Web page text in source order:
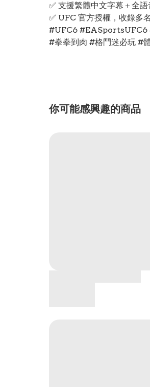
✅ 支援繁體中文字幕＋全
✅ UFC 官方授權，收錄多
#UFC6 #EASportsUFC6
#拳拳到肉 #格鬥迷必玩 #
你可能感興趣的商品